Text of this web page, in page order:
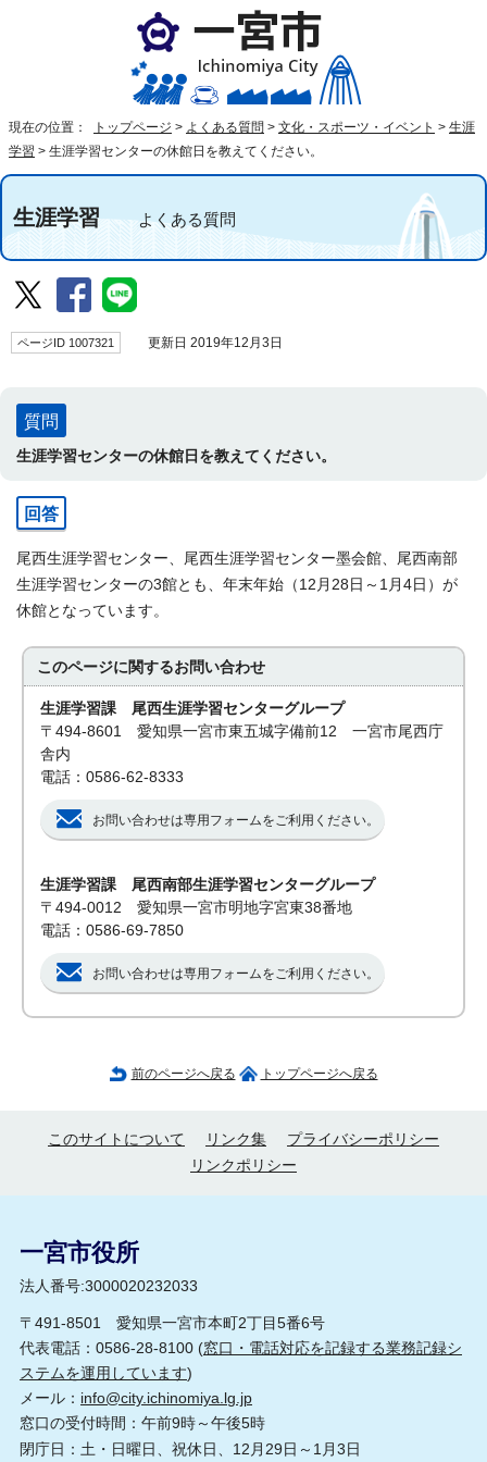
現在の位置： トップページ > よくある質問 > 文化・スポーツ・イベント > 生涯
学習 > 生涯学習センターの休館日を教えてください。
生涯学習よくある質問
ページID 1007321 更新日 2019年12月3日
質問
生涯学習センターの休館日を教えてください。
回答
尾西生涯学習センター、尾西生涯学習センター墨会館、尾西南部
生涯学習センターの3館とも、年末年始（12月28日～1月4日）が
休館となっています。
このページに関するお問い合わせ
生涯学習課 尾西生涯学習センターグループ
〒494-8601 愛知県一宮市東五城字備前12 一宮市尾西庁
舎内
電話：0586-62-8333
お問い合わせは専用フォームをご利用ください。
生涯学習課 尾西南部生涯学習センターグループ
〒494-0012 愛知県一宮市明地字宮東38番地
電話：0586-69-7850
お問い合わせは専用フォームをご利用ください。
前のページへ戻る トップページへ戻る
このサイトについて リンク集
プライバシーポリシー
リンクポリシー
一宮市役所
法人番号:3000020232033
〒491-8501 愛知県一宮市本町2丁目5番6号
代表電話：0586-28-8100 (窓口・電話対応を記録する業務記録シ
ステムを運用しています)
メール： info@city.ichinomiya.lg.jp
窓口の受付時間：午前9時～午後5時
閉庁日：土・日曜日、祝休日、12月29日～1月3日